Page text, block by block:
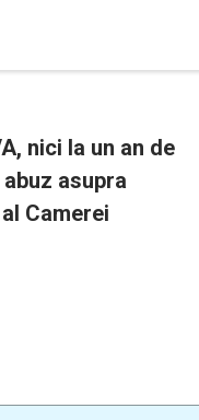
nici la un an de
asupra
Camerei